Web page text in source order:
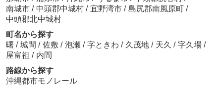
南城市 / 中頭郡中城村 / 宜野湾市 / 島尻郡南風原町 /
中頭郡北中城村
町名から探す
曙 / 城間 / 佐敷 / 泡瀬 / 字ときわ / 久茂地 / 天久 / 字久場 /
屋富祖 / 内間
路線から探す
沖縄都市モノレール